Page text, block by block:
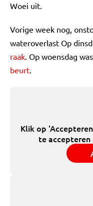
Woei uit.
Vorige week nog,
wateroverlast Op
raak. Op woensdag
beurt.
Klik op
te accepteren